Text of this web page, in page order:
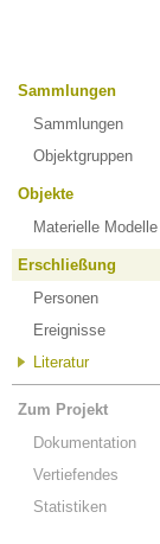
Sammlungen
Sammlungen
Objektgruppen
Objekte
Materielle Modelle
Erschließung
Personen
Ereignisse
Literatur
Zum Projekt
Dokumentation
Vertiefendes
Statistiken